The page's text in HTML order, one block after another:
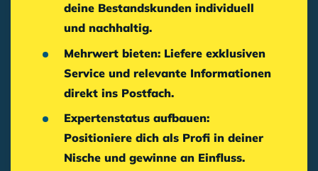
deine Bestandskunden individuell
und nachhaltig.
Mehrwert bieten: Liefere exklusiven
Service und relevante Informationen
direkt ins Postfach.
Expertenstatus aufbauen:
Positioniere dich als Profi in deiner
Nische und gewinne an Einfluss.